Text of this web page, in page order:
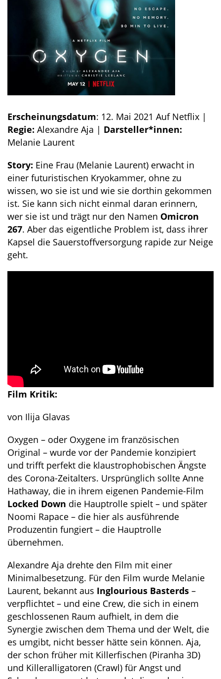
Erscheinungsdatum: 12. Mai 2021 Auf Netflix |
Regie: Alexandre Aja | Darsteller*innen:
Melanie Laurent
Story: Eine Frau (Melanie Laurent) erwacht in
einer futuristischen Kryokammer, ohne zu
wissen, wo sie ist und wie sie dorthin gekommen
ist. Sie kann sich nicht einmal daran erinnern,
wer sie ist und trägt nur den Namen Omicron
267. Aber das eigentliche Problem ist, dass ihrer
Kapsel die Sauerstoffversorgung rapide zur Neige
geht.
Film Kritik:
von Ilija Glavas
Oxygen – oder Oxygene im französischen
Original – wurde vor der Pandemie konzipiert
und trifft perfekt die klaustrophobischen Ängste
des Corona-Zeitalters. Ursprünglich sollte Anne
Hathaway, die in ihrem eigenen Pandemie-Film
Locked Down die Hauptrolle spielt – und später
Noomi Rapace – die hier als ausführende
Produzentin fungiert – die Hauptrolle
übernehmen.
Alexandre Aja drehte den Film mit einer
Minimalbesetzung. Für den Film wurde Melanie
Laurent, bekannt aus Inglourious Basterds –
verpflichtet – und eine Crew, die sich in einem
geschlossenen Raum aufhielt, in dem die
Synergie zwischen dem Thema und der Welt, die
es umgibt, nicht besser hätte sein können. Aja,
der schon früher mit Killerfischen (Piranha 3D)
und Killeralligatoren (Crawl) für Angst und